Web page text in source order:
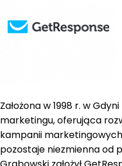
Założona w 1998 r. w
marketingu, oferująca
kampanii
pozostaje niezmienna od